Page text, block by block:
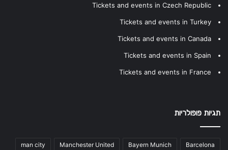
Tickets and events in Czech Republic
Tickets and events in Turkey
Tickets and events in Canada
Tickets and events in Spain
Tickets and events in France
תגיות פופולריות
Barcelona
Bayern Munich
Manchester United
man city